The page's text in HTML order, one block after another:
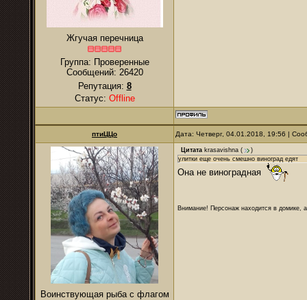
Жгучая перечница
Группа: Проверенные
Сообщений: 26420
Репутация: 8
Статус: Offline
птиЦЦо Дата: Четверг, 04.01.2018, 19:56 |
Воинствующая рыба с флагом
Цитата krasavishna (
)
улитки еще очень смешно виноград едят
Она не виноградная
Внимание! Персонаж находится в домике,